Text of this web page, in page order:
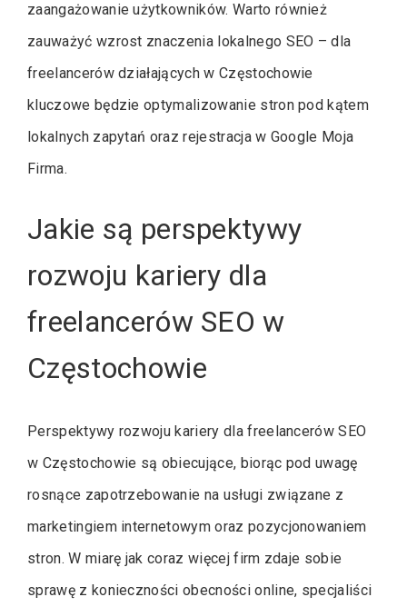
zaangażowanie użytkowników. Warto również
zauważyć wzrost znaczenia lokalnego SEO – dla
freelancerów działających w Częstochowie
kluczowe będzie optymalizowanie stron pod kątem
lokalnych zapytań oraz rejestracja w Google Moja
Firma.
Jakie są perspektywy
rozwoju kariery dla
freelancerów SEO w
Częstochowie
Perspektywy rozwoju kariery dla freelancerów SEO
w Częstochowie są obiecujące, biorąc pod uwagę
rosnące zapotrzebowanie na usługi związane z
marketingiem internetowym oraz pozycjonowaniem
stron. W miarę jak coraz więcej firm zdaje sobie
sprawę z konieczności obecności online, specjaliści